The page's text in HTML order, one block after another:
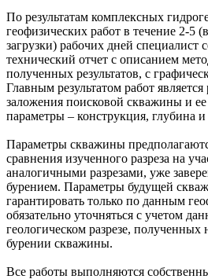
По результатам комплексных
геофизических работ в течение 2-5
загрузки) рабочих дней специалист
технический отчет с описанием
полученных результатов, с
Главным результатом работ
заложения поисковой скважины и
параметры – конструкция, глубина и
Параметры скважины
сравнения изученного разреза на
аналогичными разрезами, уже
бурением. Параметры будущей
гарантировать только по данным
обязательно уточняться с учетом
геологическом разрезе, полученных
бурении скважины.
Все работы выполняются